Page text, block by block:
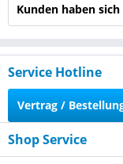
Kunden haben
Service Hotline
Vertrag /
Shop Service